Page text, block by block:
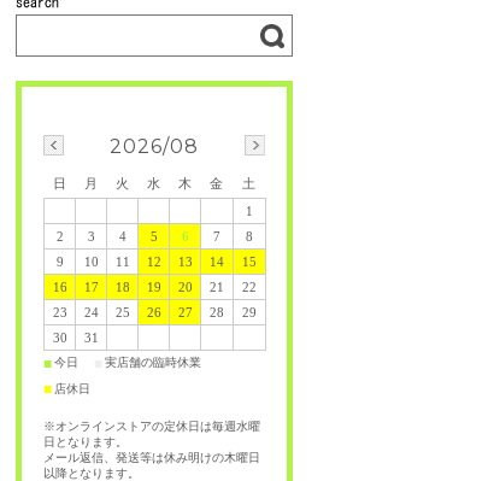
2026/08
日 月 火 水 木 金
土
1
2
3 4 5 6 7
8
9
10 11 12 13 14
15
16
17 18 19 20 21
22
23
24 25 26 27 28
29
30
31
■今日 実店舗の臨時休業
■ 店休日
※オンラインストアの定休日は毎週水曜
日となります。
メール返信、発送等は休み明けの木曜日
以降となります。